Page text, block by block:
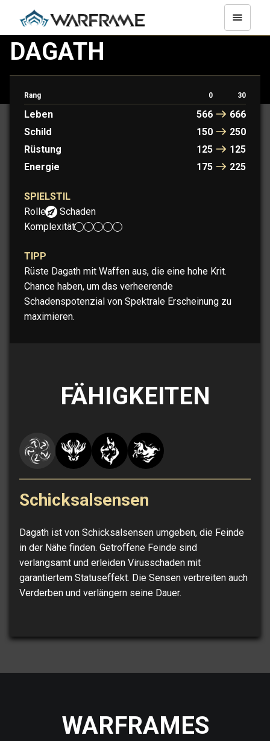
DAGATH
Dagaths Bosheit verursacht hohen Schaden.
Rang 0 30
Leben 566
666
Schild
150
250
Rüstung
125
125
Energie
175 225
SPIELSTIL
Rolle:
Schaden
Komplexität:
TIPP
Rüste Dagath mit Waffen aus, die eine hohe Krit.
Chance haben, um das verheerende
Schadenspotenzial von Spektrale Erscheinung zu
maximieren.
FÄHIGKEITEN
Schicksalsensen
Dagath ist von Schicksalsensen umgeben, die Feinde
in der Nähe finden. Getroffene Feinde sind
verlangsamt und erleiden Virusschaden mit
garantiertem Statuseffekt. Die Sensen verbreiten auch
Verderben und verlängern seine Dauer.
WARFRAMES